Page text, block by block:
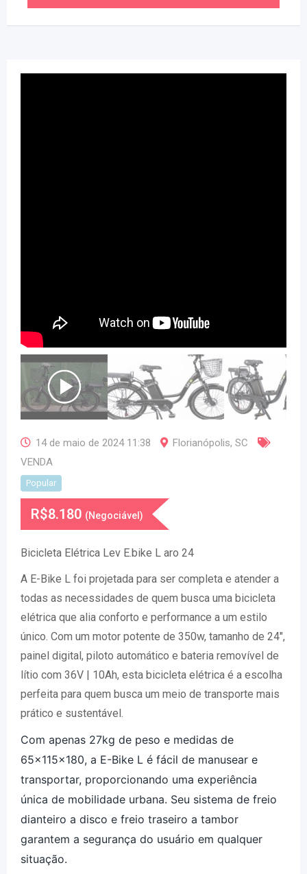
14 de maio de 2024 11:38 Florianópolis, SC
VENDA
Popular
R$8.180 (Negociável)
Bicicleta Elétrica Lev E.bike L aro 24
A E-Bike L foi projetada para ser completa e atender a
todas as necessidades de quem busca uma bicicleta
elétrica que alia conforto e performance a um estilo
único. Com um motor potente de 350w, tamanho de 24″,
painel digital, piloto automático e bateria removível de
lítio com 36V | 10Ah, esta bicicleta elétrica é a escolha
perfeita para quem busca um meio de transporte mais
prático e sustentável.
Com apenas 27kg de peso e medidas de
65x115x180, a E-Bike L é fácil de manusear e
transportar, proporcionando uma experiência
única de mobilidade urbana. Seu sistema de freio
dianteiro a disco e freio traseiro a tambor
garantem a segurança do usuário em qualquer
situação.